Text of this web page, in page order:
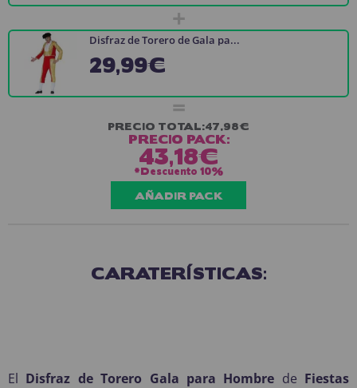
+
Disfraz de Torero de Gala pa...
29,99€
=
PRECIO TOTAL:47,98€
PRECIO PACK:
43,18€
*Descuento 10%
AÑADIR PACK
CARATERÍSTICAS:
El Disfraz de Torero Gala para Hombre de Fiestas